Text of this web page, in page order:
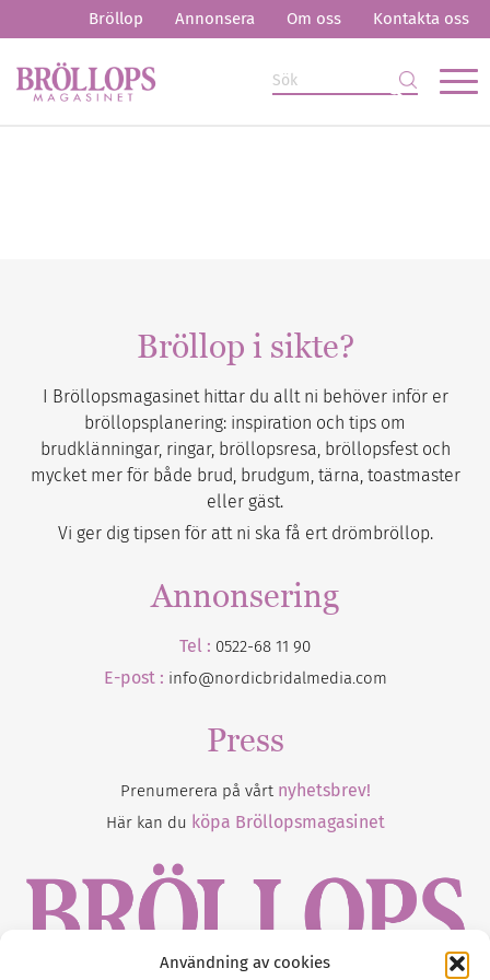
Användning av cookies
Bröllop Annonsera Om oss Kontakta oss
Bröllop i sikte?
I Bröllopsmagasinet hittar du allt ni behöver inför er
bröllopsplanering: inspiration och tips om
brudklänningar, ringar, bröllopsresa, bröllopsfest och
mycket mer för både brud, brudgum, tärna, toastmaster
eller gäst.
Vi ger dig tipsen för att ni ska få ert drömbröllop.
Annonsering
Tel : 0522-68 11 90
E-post : info@nordicbridalmedia.com
Press
Prenumerera på vårt nyhetsbrev!
Här kan du köpa Bröllopsmagasinet